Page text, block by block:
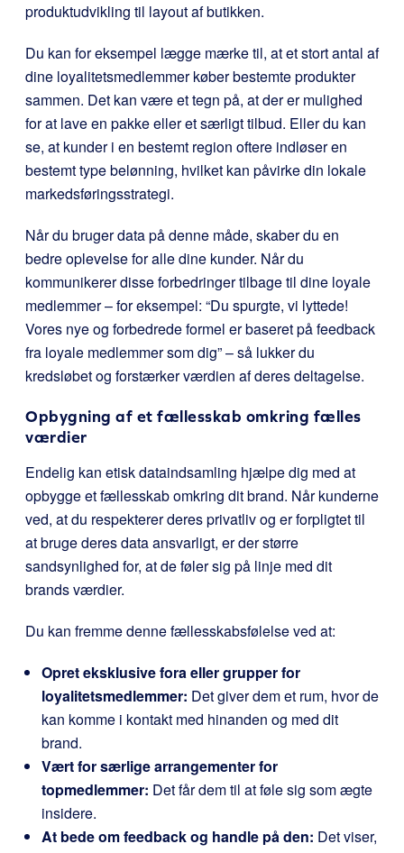
produktudvikling til layout af butikken.
Du kan for eksempel lægge mærke til, at et stort antal af
dine loyalitetsmedlemmer køber bestemte produkter
sammen. Det kan være et tegn på, at der er mulighed
for at lave en pakke eller et særligt tilbud. Eller du kan
se, at kunder i en bestemt region oftere indløser en
bestemt type belønning, hvilket kan påvirke din lokale
markedsføringsstrategi.
Når du bruger data på denne måde, skaber du en
bedre oplevelse for alle dine kunder. Når du
kommunikerer disse forbedringer tilbage til dine loyale
medlemmer – for eksempel: “Du spurgte, vi lyttede!
Vores nye og forbedrede formel er baseret på feedback
fra loyale medlemmer som dig” – så lukker du
kredsløbet og forstærker værdien af deres deltagelse.
Opbygning af et fællesskab omkring fælles
værdier
Endelig kan etisk dataindsamling hjælpe dig med at
opbygge et fællesskab omkring dit brand. Når kunderne
ved, at du respekterer deres privatliv og er forpligtet til
at bruge deres data ansvarligt, er der større
sandsynlighed for, at de føler sig på linje med dit
brands værdier.
Du kan fremme denne fællesskabsfølelse ved at:
Opret eksklusive fora eller grupper for
loyalitetsmedlemmer: Det giver dem et rum, hvor de
kan komme i kontakt med hinanden og med dit
brand.
Vært for særlige arrangementer for
topmedlemmer: Det får dem til at føle sig som ægte
insidere.
At bede om feedback og handle på den: Det viser,